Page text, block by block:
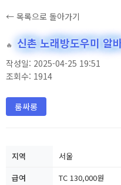
← 목록으로 돌아가기
🔥 신촌 노래방도우미 알
작성일: 2025-04-25 19:51
조회수: 1914
룸싸롱
지역
서울
급여
TC 130,000원